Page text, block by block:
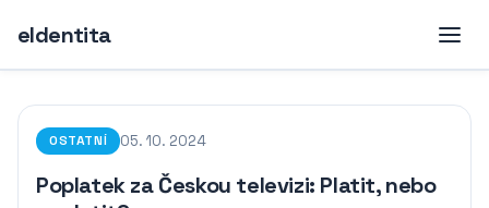
eIdentita
OSTATNÍ 05. 10. 2024
Poplatek za Českou televizi: Platit, nebo